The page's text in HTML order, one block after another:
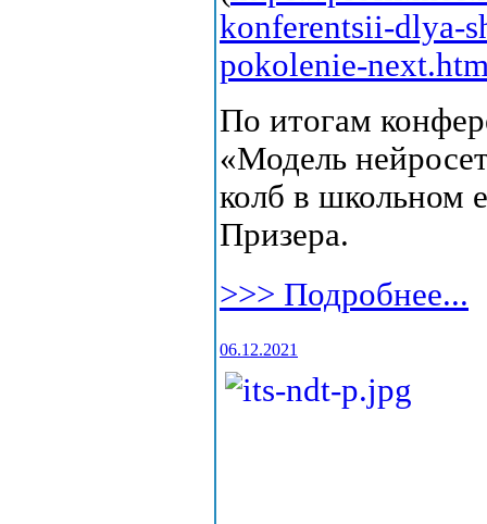
konferentsii-dlya-
pokolenie-
По итогам
«Модель
колб в школьном
Призера.
>>> Подробнее...
06.12.2021